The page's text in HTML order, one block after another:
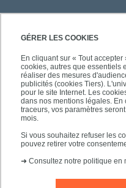
GÉRER LES COOKIES
En cliquant sur « Tout
cookies, autres que essentiels
réaliser des mesures
publicités (cookies Tiers).
pour le site Internet. Les
dans nos mentions légales.
traceurs, vos paramètres
mois.
Si vous souhaitez refuser les
pouvez retirer votre
➜ Consultez notre politique en
PRATIQUE
NOS FORMATIONS